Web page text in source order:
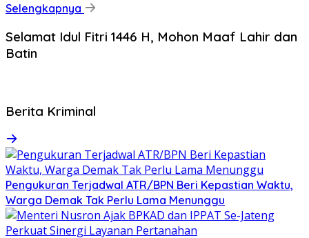
Selengkapnya
Selamat Idul Fitri 1446 H, Mohon Maaf Lahir dan
Batin
Berita Kriminal
Pengukuran Terjadwal ATR/BPN Beri Kepastian Waktu,
Warga Demak Tak Perlu Lama Menunggu